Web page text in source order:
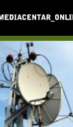
main
content